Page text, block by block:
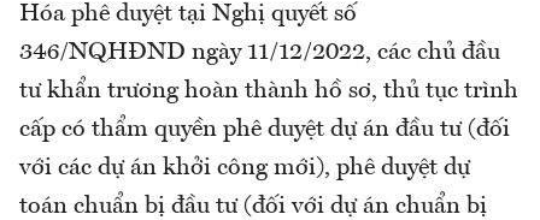
Hóa phê duyệt tại Nghị quyết số
346/NQHĐND ngày 11/12/2022, các chủ đầu
tư khẩn trương hoàn thành hồ sơ, thủ tục trình
cấp có thẩm quyền phê duyệt dự án đầu tư (đối
với các dự án khởi công mới), phê duyệt dự
toán chuẩn bị đầu tư (đối với dự án chuẩn bị